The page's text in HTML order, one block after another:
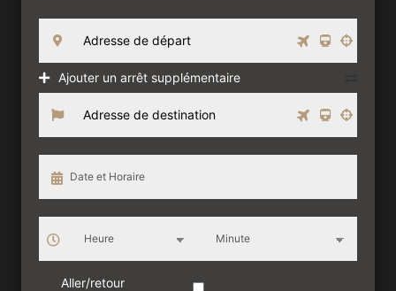
Ajouter un arrêt supplémentaire
Aller/retour